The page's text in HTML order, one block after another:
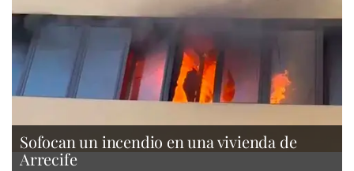
Sofocan un incendio en una vivienda de
Arrecife